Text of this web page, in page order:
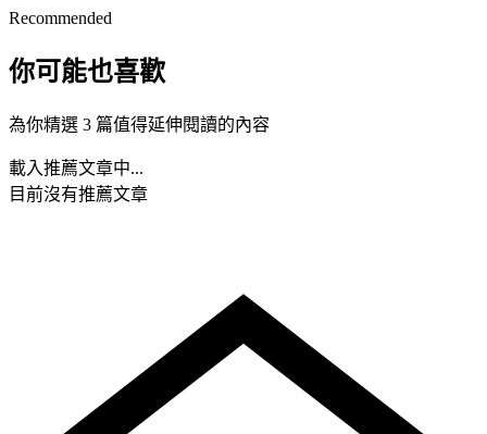
Recommended
你可能也喜歡
為你精選 3 篇值得延伸閱讀的內容
載入推薦文章中...
目前沒有推薦文章